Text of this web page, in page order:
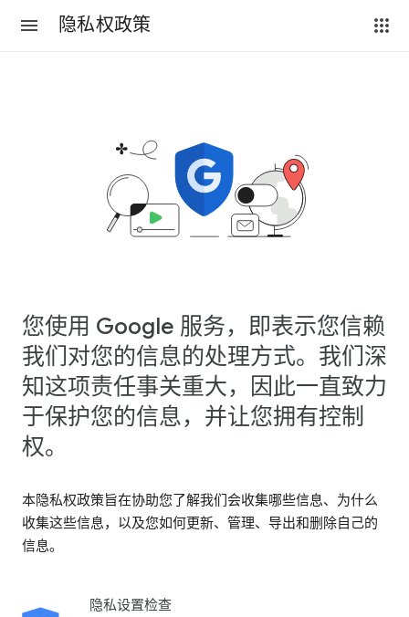
隐私权政策
您使用 Google 服务，即表示您信赖
我们对您的信息的处理方式。我们深
知这项责任事关重大，因此一直致力
于保护您的信息，并让您拥有控制
权。
本隐私权政策旨在协助您了解我们会收集哪些信息、为什么
收集这些信息，以及您如何更新、管理、导出和删除自己的
信息。
隐私设置检查